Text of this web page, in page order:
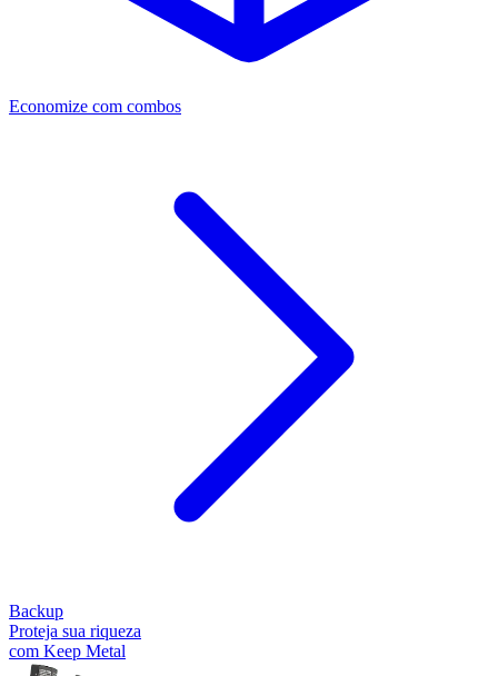
Economize com combos
Backup
Proteja sua riqueza
com Keep Metal